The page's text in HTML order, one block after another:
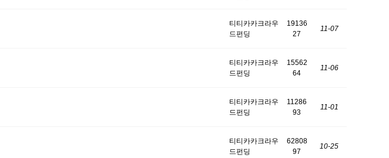
티티카카크라우
드펀딩
19136
27
11-07
티티카카크라우
드펀딩
15562
64
11-06
티티카카크라우
드펀딩
11286
93
11-01
티티카카크라우
드펀딩
62808
97
10-25